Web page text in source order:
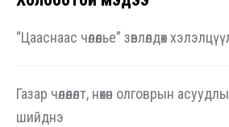
“Цааснаас чөлөөлье” зөвлөлдөх
Газар чөлөөлөлт, нөхөн олговрын
шийднэ